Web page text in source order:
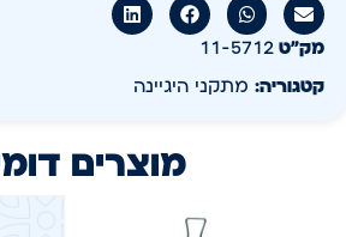
מק״ט 11-5712
קטגוריה: מתקני היגיינה
מוצרים